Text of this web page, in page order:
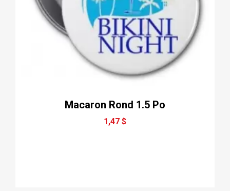
Macaron Rond 1.5 Po
1,47 $